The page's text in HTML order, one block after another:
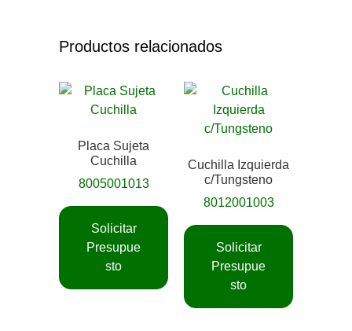
Productos relacionados
Placa Sujeta
Cuchilla
8005001013
Solicitar
Presupue
sto
Cuchilla Izquierda
c/Tungsteno
8012001003
Solicitar
Presupue
sto